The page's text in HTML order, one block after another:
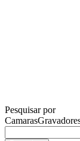
Pesquisar por
Camaras